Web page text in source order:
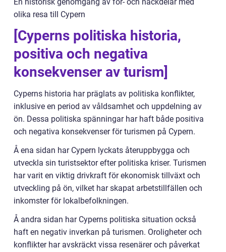
En historisk genomgång av för- och nackdelar med
olika resa till Cypern
[Cyperns politiska historia,
positiva och negativa
konsekvenser av turism]
Cyperns historia har präglats av politiska konflikter,
inklusive en period av våldsamhet och uppdelning av
ön. Dessa politiska spänningar har haft både positiva
och negativa konsekvenser för turismen på Cypern.
Å ena sidan har Cypern lyckats återuppbygga och
utveckla sin turistsektor efter politiska kriser. Turismen
har varit en viktig drivkraft för ekonomisk tillväxt och
utveckling på ön, vilket har skapat arbetstillfällen och
inkomster för lokalbefolkningen.
Å andra sidan har Cyperns politiska situation också
haft en negativ inverkan på turismen. Oroligheter och
konflikter har avskräckt vissa resenärer och påverkat